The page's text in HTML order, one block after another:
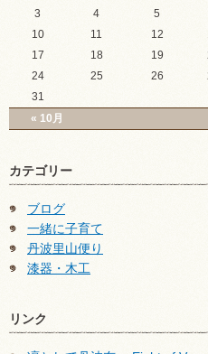
« 10月
3
4 5
10
11 12
17
18 19
24
25 26
31
カテゴリー
ブログ
一緒に子育て
丹波里山便り
漆器・木工
リンク